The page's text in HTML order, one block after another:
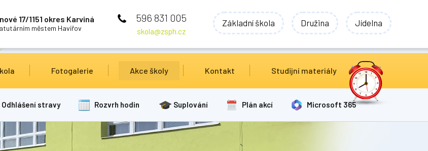
17/1151 okres Karviná
městem Havířov
596 831 005
skola@zsph.cz
Základní škola Družina Jídelna
Fotogalerie Akce školy Kontakt Studijní materiály
Odhlášení stravy Rozvrh hodin Suplování Plán akcí Microsoft 365